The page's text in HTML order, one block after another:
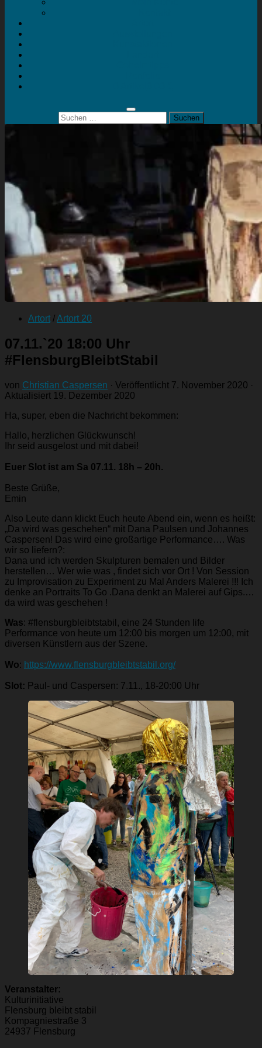
Suchen
nach:
Artort /Artort 20
07.11.`20 18:00 Uhr
#FlensburgBleibtStabil
von Christian Caspersen · Veröffentlicht 7. November 2020 ·
Aktualisiert 19. Dezember 2020
Ha, super, eben die Nachricht bekommen:
Hallo, herzlichen Glückwunsch!
Ihr seid ausgelost und mit dabei!
Euer Slot ist am Sa 07.11. 18h – 20h.
Beste Grüße,
Emin
Also Leute dann klickt Euch heute Abend ein, wenn es heißt:
„Da wird was geschehen“ mit Dana Paulsen und Johannes
Caspersen! Das wird eine großartige Performance…. Was
wir so liefern?:
Dana und ich werden Skulpturen bemalen und Bilder
herstellen… Wer wie was , findet sich vor Ort ! Von Session
zu Improvisation zu Experiment zu Mal Anders Malerei !!! Ich
denke an Portraits To Go .Dana denkt an Malerei auf Gips.…
da wird was geschehen !
Was: #flensburgbleibtstabil, eine 24 Stunden life
Performance von heute um 12:00 bis morgen um 12:00, mit
diversen Künstlern aus der Szene.
Wo: https://www.flensburgbleibtstabil.org/
Slot: Paul- und Caspersen: 7.11., 18-20:00 Uhr
Veranstalter:
Kulturinitiative
Flensburg bleibt stabil
Kompagniestraße 3
24937 Flensburg